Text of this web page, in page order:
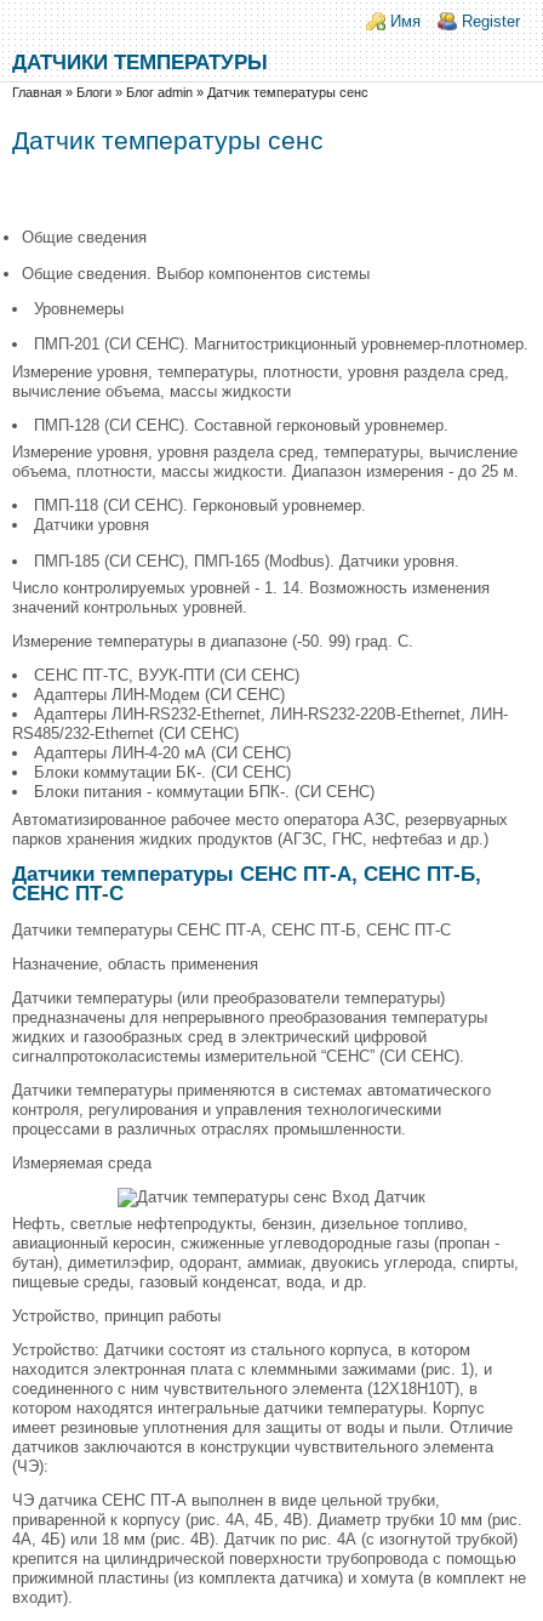
Перейти к основному содержанию
Skip to search
Login links
Имя Register
ДАТЧИКИ ТЕМПЕРАТУРЫ
Вы здесь
Главная » Блоги » Блог admin » Датчик температуры сенс
Датчик температуры сенс
Общие сведения
Общие сведения. Выбор компонентов системы
Уровнемеры
ПМП-201 (СИ СЕНС). Магнитострикционный уровнемер-плотномер.
Измерение уровня, температуры, плотности, уровня раздела сред,
вычисление объема, массы жидкости
ПМП-128 (СИ СЕНС). Составной герконовый уровнемер.
Измерение уровня, уровня раздела сред, температуры, вычисление
объема, плотности, массы жидкости. Диапазон измерения - до 25 м.
ПМП-118 (СИ СЕНС). Герконовый уровнемер.
Датчики уровня
ПМП-185 (СИ СЕНС), ПМП-165 (Modbus). Датчики уровня.
Число контролируемых уровней - 1. 14. Возможность изменения
значений контрольных уровней.
Измерение температуры в диапазоне (-50. 99) град. С.
СЕНС ПТ-ТС, ВУУК-ПТИ (СИ СЕНС)
Адаптеры ЛИН-Модем (СИ СЕНС)
Адаптеры ЛИН-RS232-Ethernet, ЛИН-RS232-220В-Ethernet, ЛИН-
RS485/232-Ethernet (СИ СЕНС)
Адаптеры ЛИН-4-20 мА (СИ СЕНС)
Блоки коммутации БК-. (СИ СЕНС)
Блоки питания - коммутации БПК-. (СИ СЕНС)
Автоматизированное рабочее место оператора АЗС, резервуарных
парков хранения жидких продуктов (АГЗС, ГНС, нефтебаз и др.)
Датчики температуры СЕНС ПТ-А, СЕНС ПТ-Б,
СЕНС ПТ-С
Датчики температуры СЕНС ПТ-А, СЕНС ПТ-Б, СЕНС ПТ-С
Назначение, область применения
Датчики температуры (или преобразователи температуры)
предназначены для непрерывного преобразования температуры
жидких и газообразных сред в электрический цифровой
сигналпротоколасистемы измерительной “СЕНС” (СИ СЕНС).
Датчики температуры применяются в системах автоматического
контроля, регулирования и управления технологическими
процессами в различных отраслях промышленности.
Измеряемая среда
Нефть, светлые нефтепродукты, бензин, дизельное топливо,
авиационный керосин, сжиженные углеводородные газы (пропан -
бутан), диметилэфир, одорант, аммиак, двуокись углерода, спирты,
пищевые среды, газовый конденсат, вода, и др.
Устройство, принцип работы
Устройство: Датчики состоят из стального корпуса, в котором
находится электронная плата с клеммными зажимами (рис. 1), и
соединенного с ним чувствительного элемента (12Х18Н10Т), в
котором находятся интегральные датчики температуры. Корпус
имеет резиновые уплотнения для защиты от воды и пыли. Отличие
датчиков заключаются в конструкции чувствительного элемента
(ЧЭ):
ЧЭ датчика СЕНС ПТ-А выполнен в виде цельной трубки,
приваренной к корпусу (рис. 4А, 4Б, 4В). Диаметр трубки 10 мм (рис.
4А, 4Б) или 18 мм (рис. 4В). Датчик по рис. 4А (с изогнутой трубкой)
крепится на цилиндрической поверхности трубопровода с помощью
прижимной пластины (из комплекта датчика) и хомута (в комплект не
входит).